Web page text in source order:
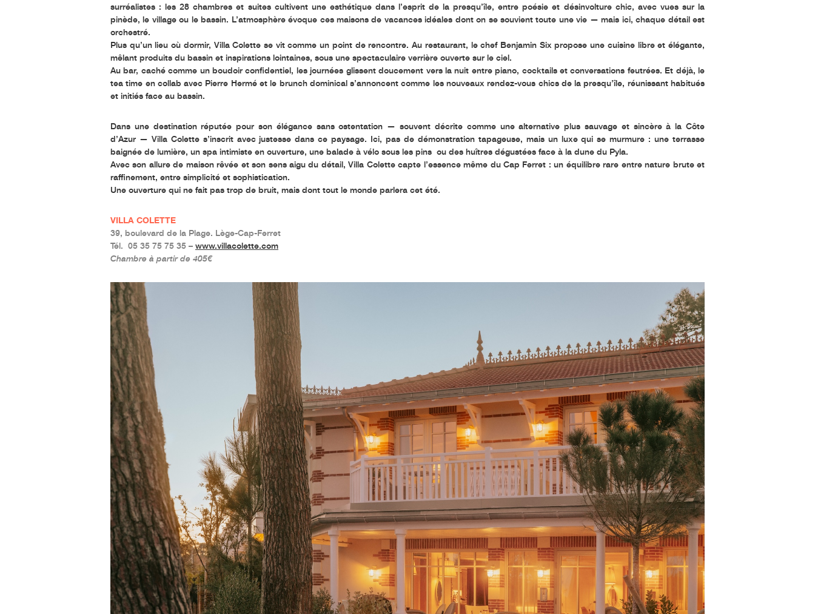
surréalistes : les 28 chambres et suites cultivent une esthétique dans l’esprit de la presqu’île, entre poésie et désinvolture chic, avec vues sur la
pinède, le village ou le bassin. L’atmosphère évoque ces maisons de vacances idéales dont on se souvient toute une vie — mais ici, chaque détail est
orchestré.
Plus qu’un lieu où dormir, Villa Colette se vit comme un point de rencontre. Au restaurant, le chef Benjamin Six propose une cuisine libre et élégante,
mêlant produits du bassin et inspirations lointaines, sous une spectaculaire verrière ouverte sur le ciel.
Au bar, caché comme un boudoir confidentiel, les journées glissent doucement vers la nuit entre piano, cocktails et conversations feutrées. Et déjà, le
tea time en collab avec Pierre Hermé et le brunch dominical s’annoncent comme les nouveaux rendez-vous chics de la presqu’île, réunissant habitués
et initiés face au bassin.
Dans une destination réputée pour son élégance sans ostentation — souvent décrite comme une alternative plus sauvage et sincère à la Côte
d’Azur — Villa Colette s’inscrit avec justesse dans ce paysage. Ici, pas de démonstration tapageuse, mais un luxe qui se murmure : une terrasse
baignée de lumière, un spa intimiste en ouverture, une balade à vélo sous les pins ou des huîtres dégustées face à la dune du Pyla.
Avec son allure de maison rêvée et son sens aigu du détail, Villa Colette capte l’essence même du Cap Ferret : un équilibre rare entre nature brute et
raffinement, entre simplicité et sophistication.
Une ouverture qui ne fait pas trop de bruit, mais dont tout le monde parlera cet été.
VILLA COLETTE
39, boulevard de la Plage. Lège-Cap-Ferret
Tél. 05 35 75 75 35 – www.villacolette.com
Chambre à partir de 405€